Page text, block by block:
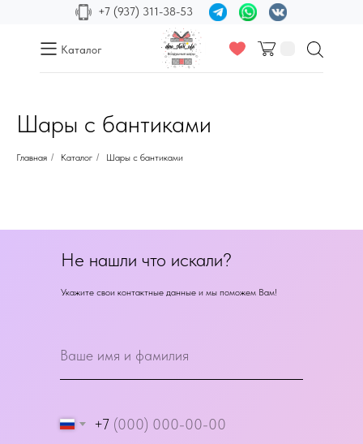
+7 (937) 311-38-53
Каталог
Шары с бантиками
Главная / Каталог / Шары с бантиками
+7
Не нашли что искали?
Укажите свои контактные данные и мы поможем Вам!